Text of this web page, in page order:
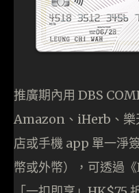
推廣期內用 DBS
Amazon、iHerb、
店或手機 app 單一淨
幣或外幣），可透過